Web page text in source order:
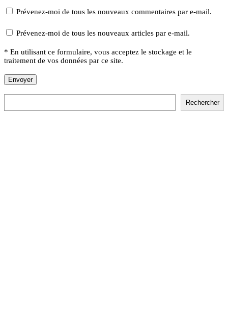
Prévenez-moi de tous les nouveaux commentaires par e-mail.
Prévenez-moi de tous les nouveaux articles par e-mail.
* En utilisant ce formulaire, vous acceptez le stockage et le
traitement de vos données par ce site.
Rechercher